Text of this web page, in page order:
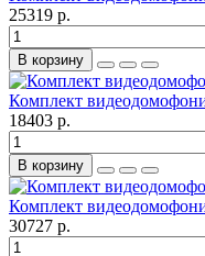
25319 р.
В корзину
Комплект
18403 р.
В корзину
Комплект
30727 р.